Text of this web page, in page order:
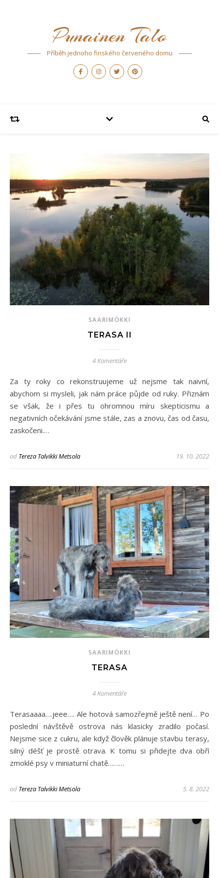
Punainen Talo
Příběh jednoho finského červeného domu
SAARIMÖKKI
TERASA II
4 Komentáře
Za ty roky co rekonstruujeme už nejsme tak naivní,
abychom si mysleli, jak nám práce půjde od ruky. Přiznám
se však, že i přes tu ohromnou míru skepticismu a
negativních očekávání jsme stále, zas a znovu, čas od času,
zaskočeni.…
od Tereza Talvikki Metsola 19. 10. 2022
SAARIMÖKKI
TERASA
4 Komentáře
Terasaaaa….jeee…. Ale hotová samozřejmě ještě není… Po
poslední návštěvě ostrova nás klasicky zradilo počasí.
Nejsme sice z cukru, ale když člověk plánuje stavbu terasy,
silný déšť je prostě otrava. K tomu si přidejte dva obří
zmoklé psy v miniaturní chatě………
od Tereza Talvikki Metsola 5. 8. 2022